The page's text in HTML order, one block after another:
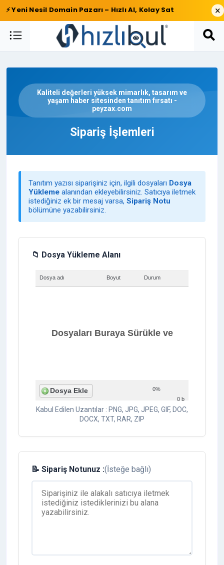
⚡ Yeni Nesil Domain Pazarı – Hızlı Al, Kolay Sat ×
Kaliteli değerleri yüksek mimarlık, tasarım ve
yaşam haber sitesinden tanıtım fırsatı -
peyzax.com
Sipariş İşlemleri
Tanıtım yazısı siparişiniz için, ilgili dosyaları Dosya
Yükleme alanından ekleyebilirsiniz. Satıcıya iletmek
istediğiniz ek bir mesaj varsa, Sipariş Notu
bölümüne yazabilirsiniz.
📁 Dosya Yükleme Alanı
Dosya adı Durum
Boyut
Dosyaları Buraya Sürükle ve
Bırak
Dosya Ekle
0%
0 b
Kabul Edilen Uzantılar : PNG, JPG, JPEG, GIF, DOC,
DOCX, TXT, RAR, ZIP
📝 Sipariş Notunuz :(İsteğe bağlı)